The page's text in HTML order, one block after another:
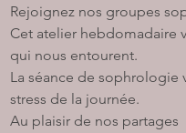
Rejoignez nos groupes
Cet atelier hebdomadaire
qui nous entourent.
La séance de
stress de la journée.
Au plaisir de nos partages